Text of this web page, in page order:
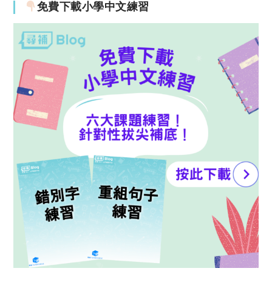
免費下載小學中文練習